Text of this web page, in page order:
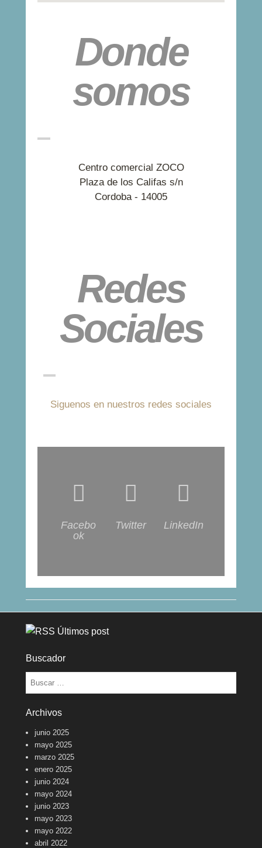
Donde
somos
Centro comercial ZOCO
Plaza de los Califas s/n
Cordoba - 14005
Redes
Sociales
Siguenos en nuestros redes sociales
Facebo
ok
Twitter LinkedIn
Últimos post
Buscador
Buscar
Archivos
junio 2025
mayo 2025
marzo 2025
enero 2025
junio 2024
mayo 2024
junio 2023
mayo 2023
mayo 2022
abril 2022